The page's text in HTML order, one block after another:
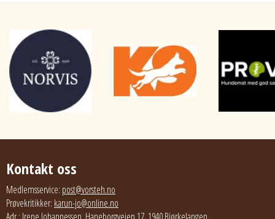
Kontakt oss
Medlemsservice: post@vorsteh.no
Prøvekritikker: karun-jo@online.no